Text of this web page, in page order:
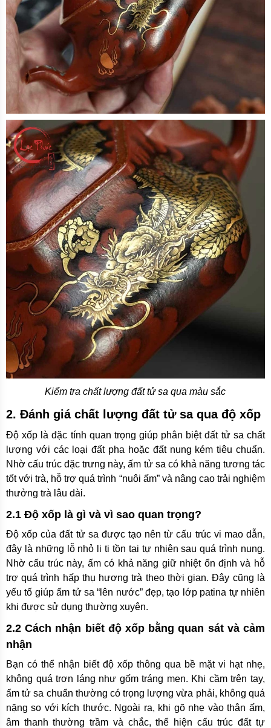
Kiểm tra chất lượng đất tử sa qua màu sắc
2. Đánh giá chất lượng đất tử sa qua độ xốp
Độ xốp là đặc tính quan trọng giúp phân biệt đất tử sa chất
lượng với các loại đất pha hoặc đất nung kém tiêu chuẩn.
Nhờ cấu trúc đặc trưng này, ấm tử sa có khả năng tương tác
tốt với trà, hỗ trợ quá trình “nuôi ấm” và nâng cao trải nghiệm
thưởng trà lâu dài.
2.1 Độ xốp là gì và vì sao quan trọng?
Độ xốp của đất tử sa được tạo nên từ cấu trúc vi mao dẫn,
đây là những lỗ nhỏ li ti tồn tại tự nhiên sau quá trình nung.
Nhờ cấu trúc này, ấm có khả năng giữ nhiệt ổn định và hỗ
trợ quá trình hấp thụ hương trà theo thời gian. Đây cũng là
yếu tố giúp ấm tử sa “lên nước” đẹp, tạo lớp patina tự nhiên
khi được sử dụng thường xuyên.
2.2 Cách nhận biết độ xốp bằng quan sát và cảm
nhận
Bạn có thể nhận biết độ xốp thông qua bề mặt vi hạt nhẹ,
không quá trơn láng như gốm tráng men. Khi cầm trên tay,
ấm tử sa chuẩn thường có trọng lượng vừa phải, không quá
nặng so với kích thước. Ngoài ra, khi gõ nhẹ vào thân ấm,
âm thanh thường trầm và chắc, thể hiện cấu trúc đất tự